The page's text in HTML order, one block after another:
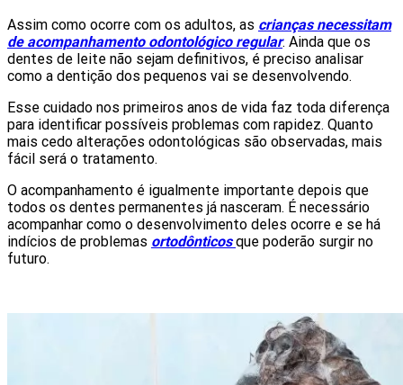
Assim como ocorre com os adultos, as crianças necessitam
de acompanhamento odontológico regular. Ainda que os
dentes de leite não sejam definitivos, é preciso analisar
como a dentição dos pequenos vai se desenvolvendo.
Esse cuidado nos primeiros anos de vida faz toda diferença
para identificar possíveis problemas com rapidez. Quanto
mais cedo alterações odontológicas são observadas, mais
fácil será o tratamento.
O acompanhamento é igualmente importante depois que
todos os dentes permanentes já nasceram. É necessário
acompanhar como o desenvolvimento deles ocorre e se há
indícios de problemas ortodônticos que poderão surgir no
futuro.